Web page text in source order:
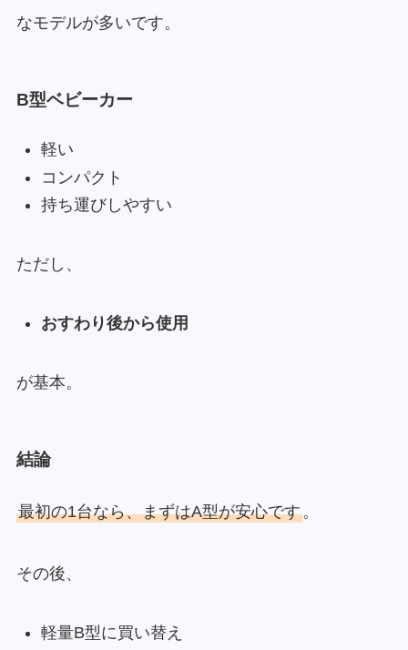
なモデルが多いです。
B型ベビーカー
軽い
コンパクト
持ち運びしやすい
ただし、
おすわり後から使用
が基本。
結論
最初の1台なら、まずはA型が安心です。
その後、
軽量B型に買い替え